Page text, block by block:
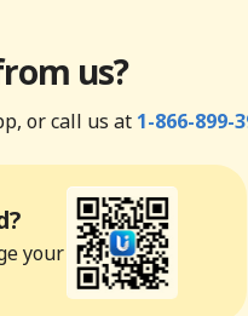
us?
or call us at 1-866-899-
your